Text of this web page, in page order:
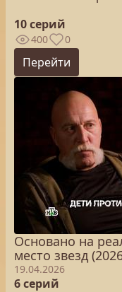
10 серий
400 0
Перейти
Основано на
место звезд
19.04.2026
6 серий